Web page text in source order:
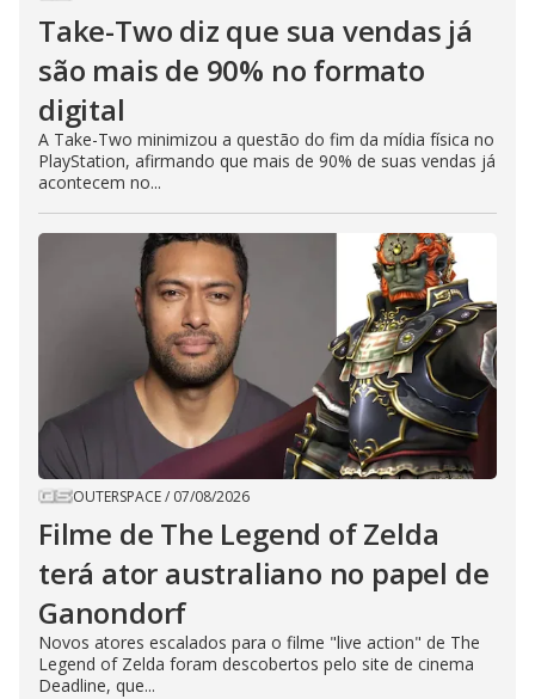
Take-Two diz que sua vendas já
são mais de 90% no formato
digital
A Take-Two minimizou a questão do fim da mídia física no
PlayStation, afirmando que mais de 90% de suas vendas já
acontecem no...
OUTERSPACE/ 07/08/2026
Filme de The Legend of Zelda
terá ator australiano no papel de
Ganondorf
Novos atores escalados para o filme "live action" de The
Legend of Zelda foram descobertos pelo site de cinema
Deadline, que...